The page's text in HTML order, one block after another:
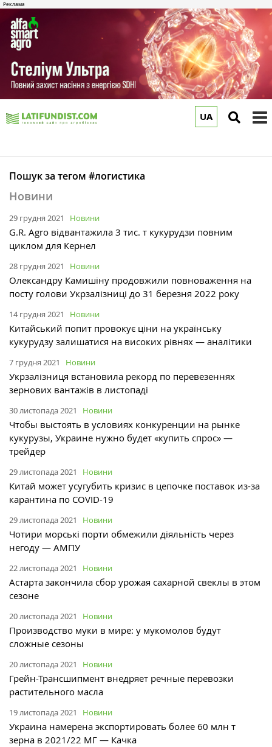
UA
Пошук за тегом #логистика
Новини
29 грудня 2021 Новини
G.R. Agro відвантажила 3 тис. т кукурудзи повним
циклом для Кернел
28 грудня 2021 Новини
Олександру Камишіну продовжили повноваження на
посту голови Укрзалізниці до 31 березня 2022 року
14 грудня 2021 Новини
Китайський попит провокує ціни на українську
кукурудзу залишатися на високих рівнях — аналітики
7 грудня 2021 Новини
Укрзалізниця встановила рекорд по перевезеннях
зернових вантажів в листопаді
30 листопада 2021 Новини
Чтобы выстоять в условиях конкуренции на рынке
кукурузы, Украине нужно будет «купить спрос» —
трейдер
29 листопада 2021 Новини
Китай может усугубить кризис в цепочке поставок из-за
карантина по COVID-19
29 листопада 2021 Новини
Чотири морські порти обмежили діяльність через
негоду — АМПУ
22 листопада 2021 Новини
Астарта закончила сбор урожая сахарной свеклы в этом
сезоне
20 листопада 2021 Новини
Производство муки в мире: у мукомолов будут
сложные сезоны
20 листопада 2021 Новини
Грейн-Трансшипмент внедряет речные перевозки
растительного масла
19 листопада 2021 Новини
Украина намерена экспортировать более 60 млн т
зерна в 2021/22 МГ — Качка